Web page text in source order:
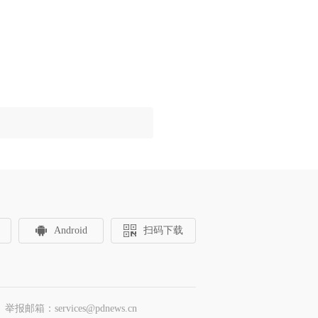
Android 扫码下载
报邮箱：services@pdnews.cn